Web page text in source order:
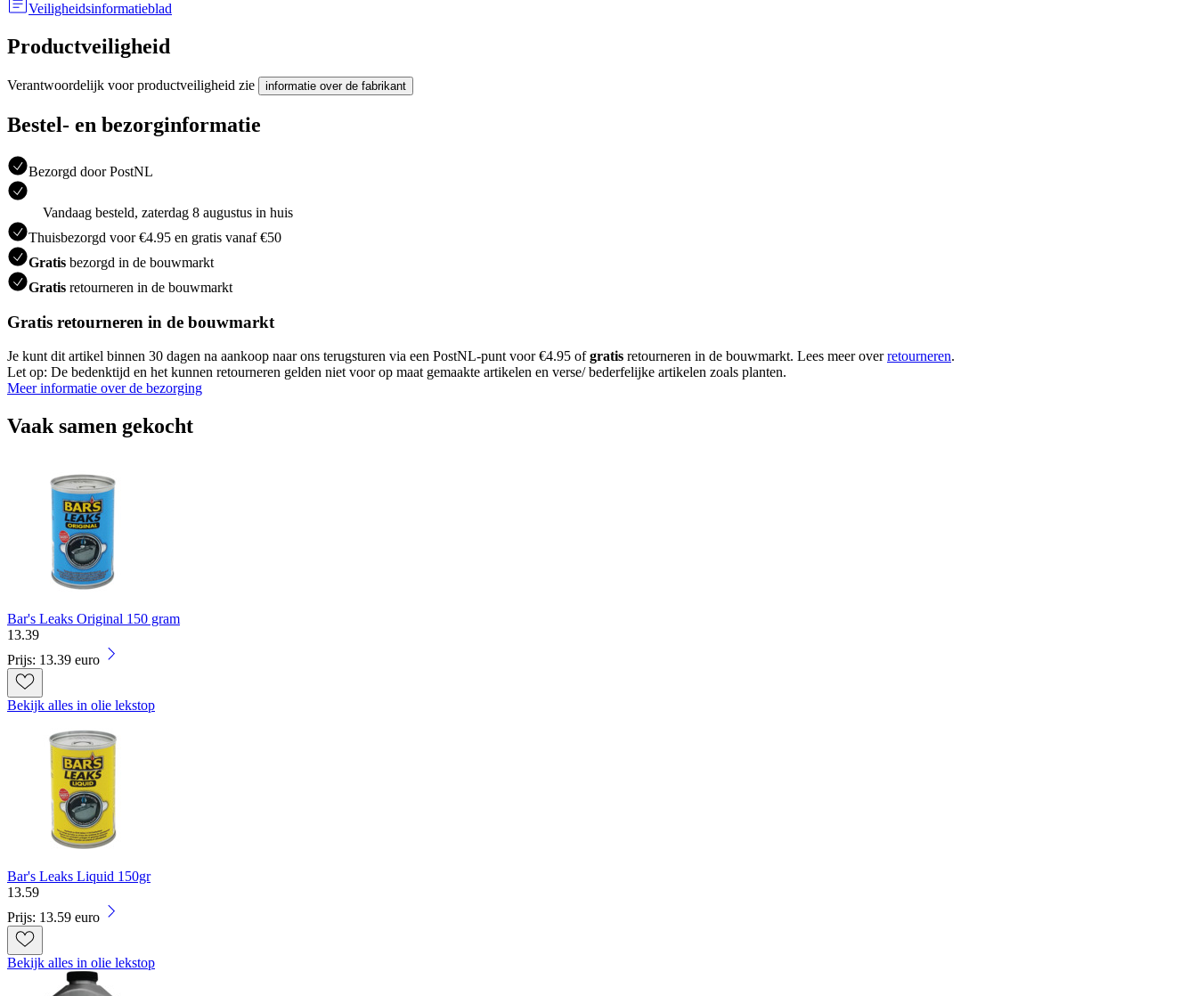
Veiligheidsinformatieblad
Productveiligheid
Verantwoordelijk voor productveiligheid zie informatie over de fabrikant
Bestel- en bezorginformatie
Bezorgd door PostNL
Vandaag besteld, zaterdag 8 augustus in huis
Thuisbezorgd voor €4.95 en gratis vanaf €50
Gratis bezorgd in de bouwmarkt
Gratis retourneren in de bouwmarkt
Gratis retourneren in de bouwmarkt
Je kunt dit artikel binnen 30 dagen na aankoop naar ons terugsturen via een PostNL-punt voor €4.95 ofgratis retourneren in de bouwmarkt. Lees meer overretourneren.
Let op: De bedenktijd en het kunnen retourneren gelden niet voor op maat gemaakte artikelen en verse/ bederfelijke artikelen zoals planten.
Meer informatie over de bezorging
Vaak samen gekocht
Bar's Leaks Original 150 gram
13.39
Prijs: 13.39 euro
Bekijk alles in olie lekstop
Bar's Leaks Liquid 150gr
13.59
Prijs: 13.59 euro
Bekijk alles in olie lekstop